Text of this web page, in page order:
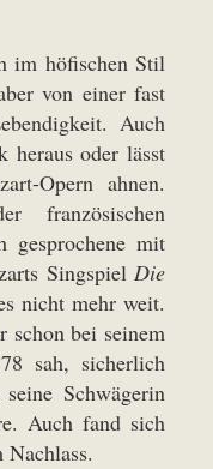
im höfischen Stil
von einer fast
Auch
oder lässt
Opern ahnen.
französischen
gesprochene mit
Singspiel Die
nicht mehr weit.
schon bei seinem
sah, sicherlich
Schwägerin
Auch fand sich